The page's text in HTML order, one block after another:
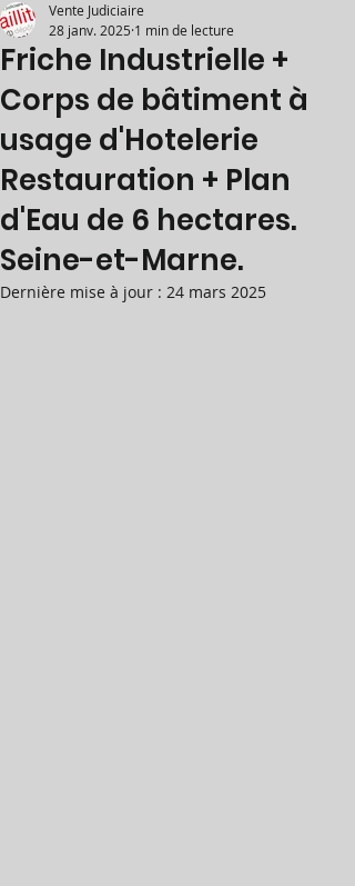
Friche Industrielle +
Corps de bâtiment à
usage d'Hotelerie
Restauration + Plan
d'Eau de 6 hectares.
Seine-et-Marne.
Vente Judiciaire
28 janv. 2025 1 min de lecture
Dernière mise à jour : 24 mars 2025